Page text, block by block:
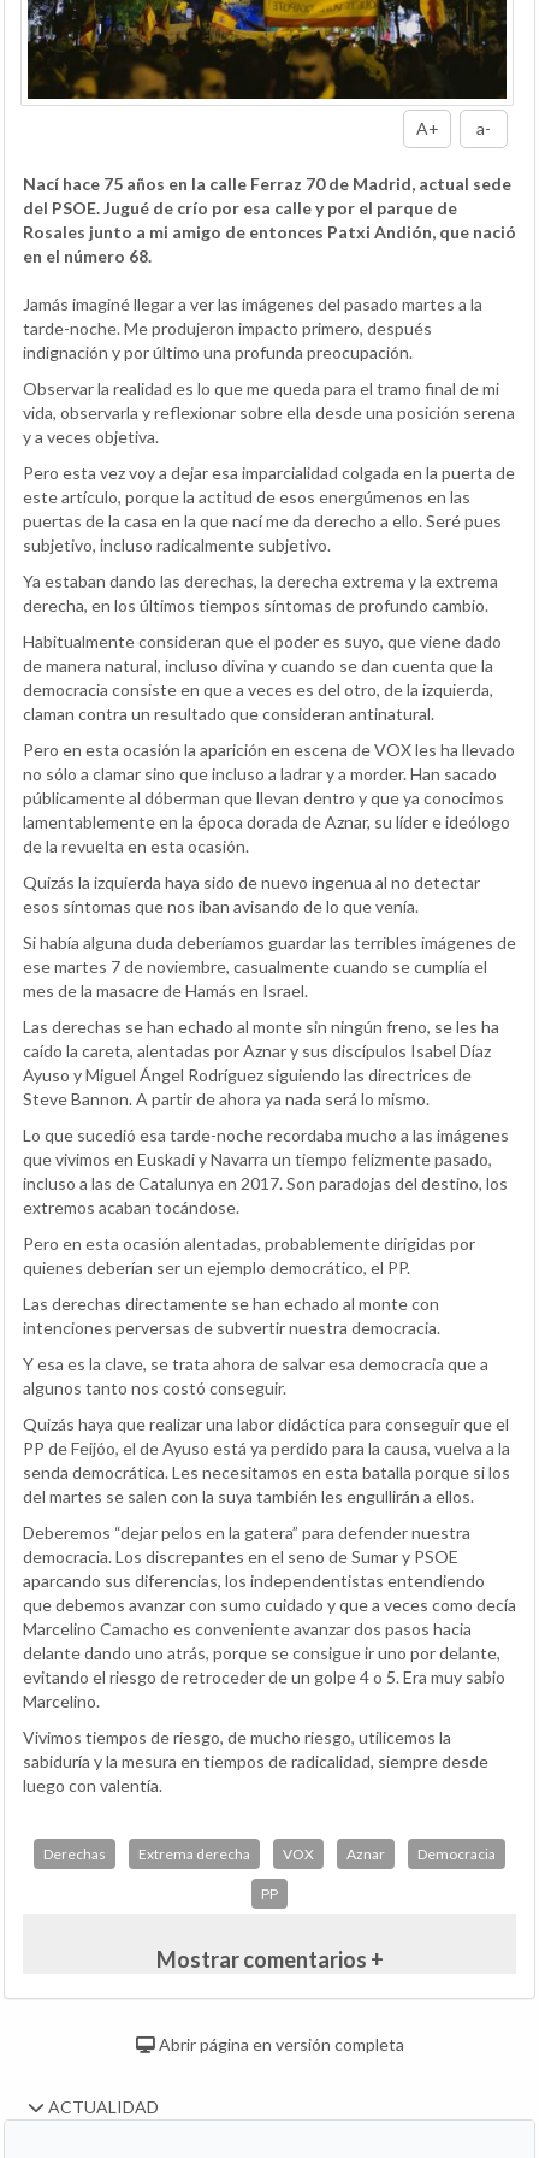
A+ a-
Nací hace 75 años en la calle Ferraz 70 de Madrid, actual sede
del PSOE. Jugué de crío por esa calle y por el parque de
Rosales junto a mi amigo de entonces Patxi Andión, que nació
en el número 68.
Jamás imaginé llegar a ver las imágenes del pasado martes a la
tarde-noche. Me produjeron impacto primero, después
indignación y por último una profunda preocupación.
Observar la realidad es lo que me queda para el tramo final de mi
vida, observarla y reflexionar sobre ella desde una posición serena
y a veces objetiva.
Pero esta vez voy a dejar esa imparcialidad colgada en la puerta de
este artículo, porque la actitud de esos energúmenos en las
puertas de la casa en la que nací me da derecho a ello. Seré pues
subjetivo, incluso radicalmente subjetivo.
Ya estaban dando las derechas, la derecha extrema y la extrema
derecha, en los últimos tiempos síntomas de profundo cambio.
Habitualmente consideran que el poder es suyo, que viene dado
de manera natural, incluso divina y cuando se dan cuenta que la
democracia consiste en que a veces es del otro, de la izquierda,
claman contra un resultado que consideran antinatural.
Pero en esta ocasión la aparición en escena de VOX les ha llevado
no sólo a clamar sino que incluso a ladrar y a morder. Han sacado
públicamente al dóberman que llevan dentro y que ya conocimos
lamentablemente en la época dorada de Aznar, su líder e ideólogo
de la revuelta en esta ocasión.
Quizás la izquierda haya sido de nuevo ingenua al no detectar
esos síntomas que nos iban avisando de lo que venía.
Si había alguna duda deberíamos guardar las terribles imágenes de
ese martes 7 de noviembre, casualmente cuando se cumplía el
mes de la masacre de Hamás en Israel.
Las derechas se han echado al monte sin ningún freno, se les ha
caído la careta, alentadas por Aznar y sus discípulos Isabel Díaz
Ayuso y Miguel Ángel Rodríguez siguiendo las directrices de
Steve Bannon. A partir de ahora ya nada será lo mismo.
Lo que sucedió esa tarde-noche recordaba mucho a las imágenes
que vivimos en Euskadi y Navarra un tiempo felizmente pasado,
incluso a las de Catalunya en 2017. Son paradojas del destino, los
extremos acaban tocándose.
Pero en esta ocasión alentadas, probablemente dirigidas por
quienes deberían ser un ejemplo democrático, el PP.
Las derechas directamente se han echado al monte con
intenciones perversas de subvertir nuestra democracia.
Y esa es la clave, se trata ahora de salvar esa democracia que a
algunos tanto nos costó conseguir.
Quizás haya que realizar una labor didáctica para conseguir que el
PP de Feijóo, el de Ayuso está ya perdido para la causa, vuelva a la
senda democrática. Les necesitamos en esta batalla porque si los
del martes se salen con la suya también les engullirán a ellos.
Deberemos “dejar pelos en la gatera” para defender nuestra
democracia. Los discrepantes en el seno de Sumar y PSOE
aparcando sus diferencias, los independentistas entendiendo
que debemos avanzar con sumo cuidado y que a veces como decía
Marcelino Camacho es conveniente avanzar dos pasos hacia
delante dando uno atrás, porque se consigue ir uno por delante,
evitando el riesgo de retroceder de un golpe 4 o 5. Era muy sabio
Marcelino.
Vivimos tiempos de riesgo, de mucho riesgo, utilicemos la
sabiduría y la mesura en tiempos de radicalidad, siempre desde
luego con valentía.
Derechas Extrema derecha VOX Aznar Democracia
PP
Mostrar comentarios +
Abrir página en versión completa
ACTUALIDAD